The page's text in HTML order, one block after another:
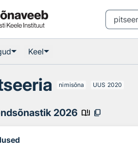
Keel
nimisõna UUS 2020
2026 book_ribbon content_copy